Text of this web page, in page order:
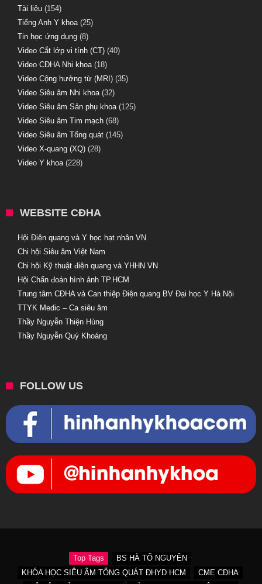
Tài liệu (154)
Tiếng Anh Y khoa(25)
Tin học ứng dụng (8)
Video Cắt lớp vi tính (CT) (40)
Video CĐHA Nhi khoa(18)
Video Cộng hưởng từ (MRI) (35)
Video Siêu âm Nhi khoa(32)
Video Siêu âm Sản phụ khoa(125)
Video Siêu âm Tim mạch (68)
Video Siêu âm Tổng quát (145)
Video X-quang (XQ) (28)
Video Y khoa(228)
WEBSITE CĐHA
Hội Điện quang và Y học hạt nhân VN
Chi hội Siêu âm Việt Nam
Chi hội Kỹ thuật điện quang và YHHN VN
Hội Chẩn đoán hình ảnh TP.HCM
Trung tâm CĐHA và Can thiệp Điện quang BV Đại học Y Hà Nội
TTYK Medic – Ca siêu âm
Thầy Nguyễn Thiện Hùng
Thầy Nguyễn Quý Khoáng
FOLLOW US
Top Tags
BS HÀ TỐ NGUYÊN
KHÓA HỌC SIÊU ÂM TỔNG QUÁT ĐHYD HCM
CME CĐHA